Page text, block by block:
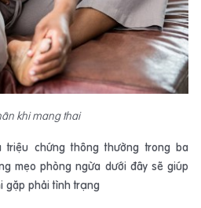
khi mang thai
chứng thông thường trong ba
mẹo phòng ngừa dưới đây sẽ giúp
gặp phải tình trạng